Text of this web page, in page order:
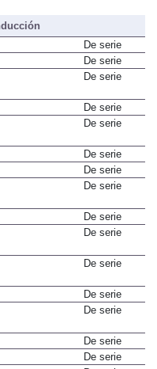
De serie
De serie
De serie
De serie
De serie
De serie
De serie
De serie
De serie
De serie
De serie
De serie
De serie
De serie
De serie